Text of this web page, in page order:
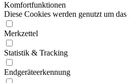
Komfortfunktionen
Diese Cookies werden genutzt um
Merkzettel
Statistik & Tracking
Endgeräteerkennung